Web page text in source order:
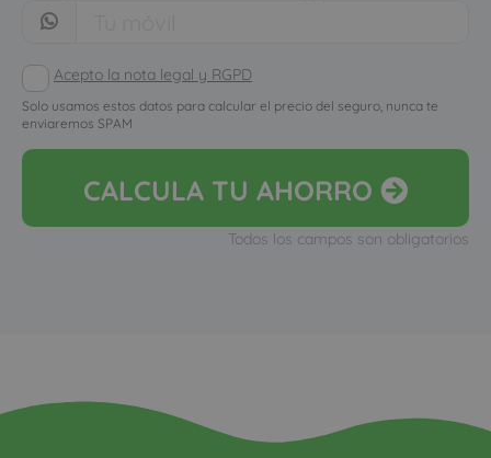
Acepto la nota legal y RGPD
Solo usamos estos datos para calcular el precio del seguro, nunca te
enviaremos SPAM
CALCULA TU AHORRO
Todos los campos son obligatorios